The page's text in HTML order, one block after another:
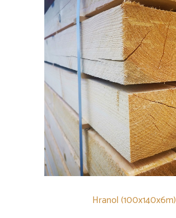
Hranol (100x140x6m)